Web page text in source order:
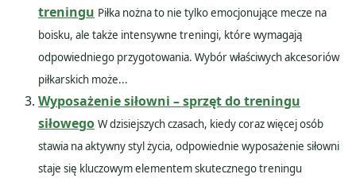
treningu Piłka nożna to nie tylko emocjonujące mecze na
boisku, ale także intensywne treningi, które wymagają
odpowiedniego przygotowania. Wybór właściwych akcesoriów
piłkarskich może...
Wyposażenie siłowni – sprzęt do treningu
siłowego W dzisiejszych czasach, kiedy coraz więcej osób
stawia na aktywny styl życia, odpowiednie wyposażenie siłowni
staje się kluczowym elementem skutecznego treningu